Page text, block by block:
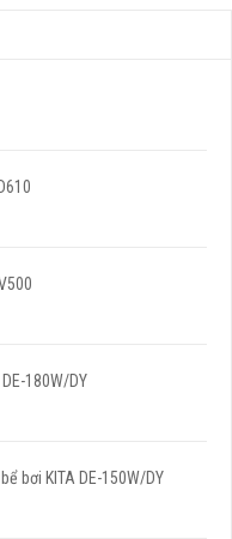
180W/DY
bơi KITA DE-150W/DY